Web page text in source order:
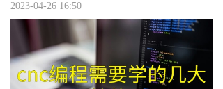
2023-04-26 16:50